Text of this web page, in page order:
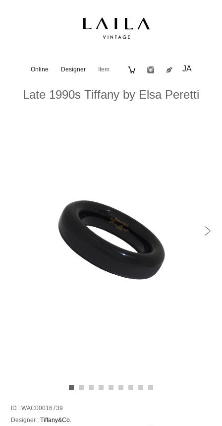
Online Designer Item JA
Late 1990s Tiffany by Elsa Peretti
ID : WAC00016739
Designer :Tiffany&Co.